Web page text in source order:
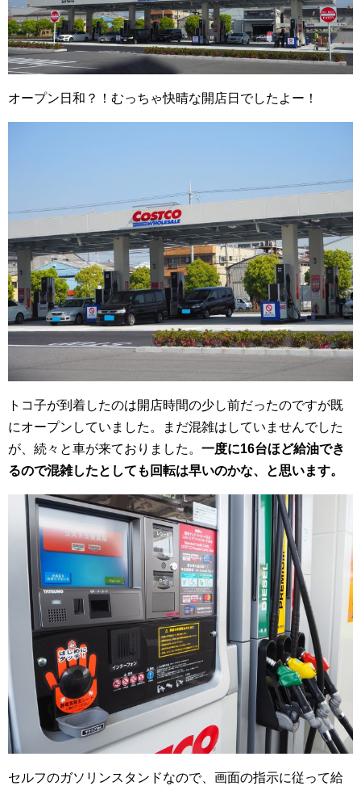
オープン日和？！むっちゃ快晴な開店日でしたよー！
トコ子が到着したのは開店時間の少し前だったのですが既
にオープンしていました。まだ混雑はしていませんでした
が、続々と車が来ておりました。 一度に16台ほど給油でき
るので混雑したとしても回転は早いのかな、と思います。
セルフのガソリンスタンドなので、画面の指示に従って給